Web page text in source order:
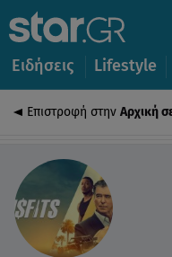
Ειδήσεις Lifestyle
Επιστροφή στην Αρχική